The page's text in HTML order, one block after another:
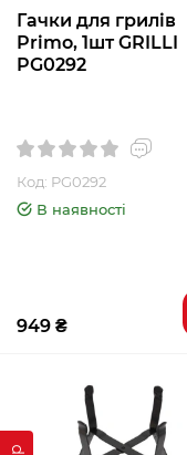
Гачки для грилів
Primo, 1шт GRILLI
PG0292
Код: PG0292
В наявності
949 ₴